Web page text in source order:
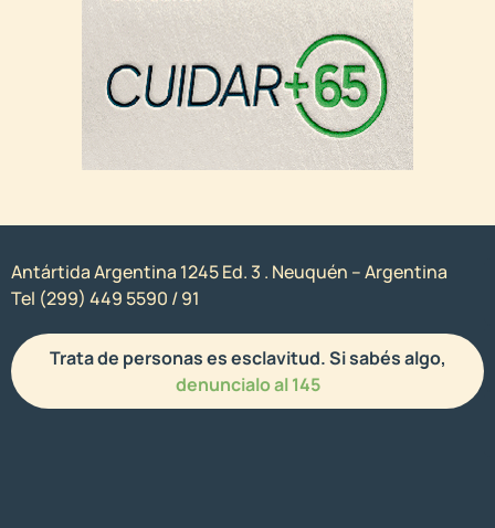
Antártida Argentina 1245 Ed. 3 . Neuquén – Argentina
Tel (299) 449 5590 / 91
Trata de personas es esclavitud. Si sabés algo,
denuncialo al 145